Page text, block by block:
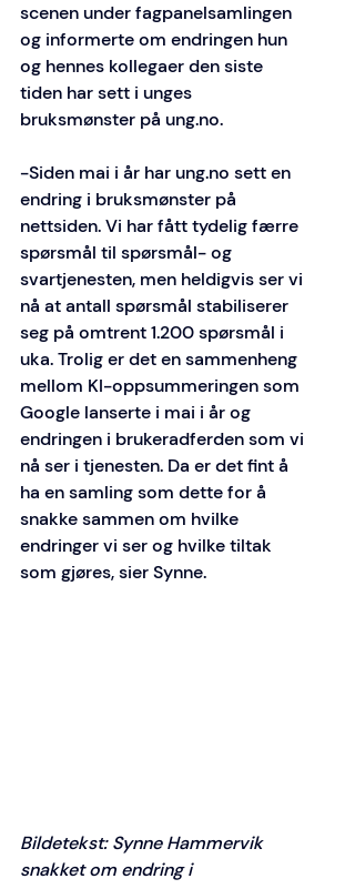
scenen under fagpanelsamlingen
og informerte om endringen hun
og hennes kollegaer den siste
tiden har sett i unges
bruksmønster på ung.no.
-Siden mai i år har ung.no sett en
endring i bruksmønster på
nettsiden. Vi har fått tydelig færre
spørsmål til spørsmål- og
svartjenesten, men heldigvis ser vi
nå at antall spørsmål stabiliserer
seg på omtrent 1.200 spørsmål i
uka. Trolig er det en sammenheng
mellom KI-oppsummeringen som
Google lanserte i mai i år og
endringen i brukeradferden som vi
nå ser i tjenesten. Da er det fint å
ha en samling som dette for å
snakke sammen om hvilke
endringer vi ser og hvilke tiltak
som gjøres, sier Synne.
Bildetekst: Synne Hammervik
snakket om endring i